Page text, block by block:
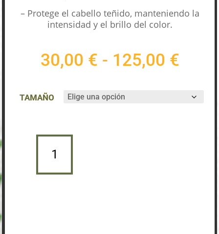
– Protege el cabello teñido, manteniendo la
intensidad y el brillo del color.
30,00 € - 125,00 €
de
TAMAÑO
SHAMPOOING
CANTIDAD